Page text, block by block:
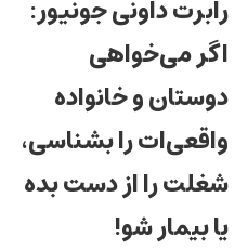
رابرت داونی جونیور:
اگر می‌خواهی
دوستان و خانواده
واقعی‌ات را بشناسی،
شغلت را از دست بده
یا بیمار شو!